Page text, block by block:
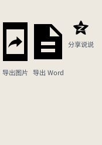
导出图片 导出 Word
分享说说